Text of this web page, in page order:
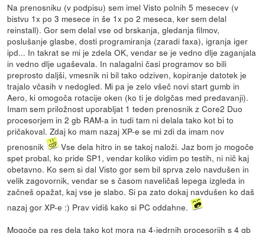
Na prenosniku (v podpisu) sem imel Visto polnih 5 mesecev (v
bistvu 1x po 3 mesece in še 1x po 2 meseca, ker sem delal
reinstall). Gor sem delal vse od brskanja, gledanja filmov,
poslušanje glasbe, dosti programiranja (zaradi faxa), igranja iger
ipd... In takrat se mi je zdela OK, vendar se je vedno dlje zaganjala
in vedno dlje ugaševala. In nalagalni časi programov so bili
preprosto daljši, vmesnik ni bil tako odziven, kopiranje datotek je
trajalo včasih v nedogled. Mi pa je zelo všeč novi start gumb in
Aero, ki omogoča rotacije oken (ko ti je dolgčas med predavanji).
Imam sem priložnost uporabljat 1 teden prenosnik z Core2 Duo
procesorjem in 2 gb RAM-a in tudi tam ni delala tako kot bi to
pričakoval. Zdaj ko mam nazaj XP-e se mi zdi da imam nov
prenosnik
Vse dela hitro in se takoj naloži. Jaz bom jo mogoče
spet probal, ko pride SP1, vendar koliko vidim po testih, ni nič kaj
obetavno. Ko sem si dal Visto gor sem bil sprva zelo navdušen in
velik zagovornik, vendar se s časom naveličaš lepega izgleda in
začneš opažat, kaj vse je slabo. Si pa zato dokaj navdušen ko daš
nazaj gor XP-e :) Prav vidiš kako si PC oddahne.
Mogoče pa res dela tako kot mora na 4-jedrnih procesorjih s 4 gb